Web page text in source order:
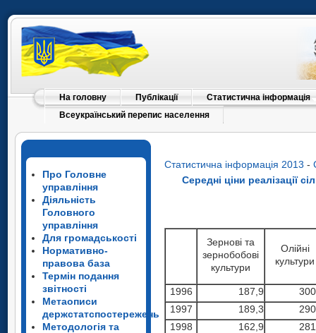
На головну Публікації
Статистична інформація
Всеукраїнський перепис населення
Про Головне
управління
Діяльність
Головного
управління
Для громадськості
Нормативно-
правова база
Термін подання
звітності
Метаописи
держстатспостережень
Методологія та
Статистична інформація 2013 -
Середні ціни реалізації
Зернові та
зернобобові
культури
Олійні
культури
1996 187,9
1997
189,3
1998
162,9